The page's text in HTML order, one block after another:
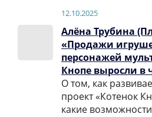
12.10.2025
Алёна Трубина
«Продажи
персонажей
Кнопе выросли в
О том, как
проект «Котенок
какие